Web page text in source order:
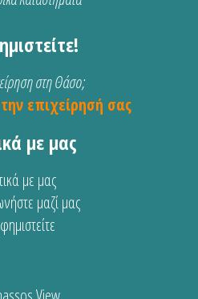
στη Θάσο;
επιχείρησή σας
με μας
με μας
μαζί μας